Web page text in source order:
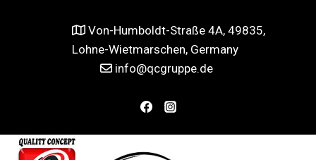
Von-Humboldt-Straße 4A, 49835,
Lohne-Wietmarschen, Germany
info@qcgruppe.de